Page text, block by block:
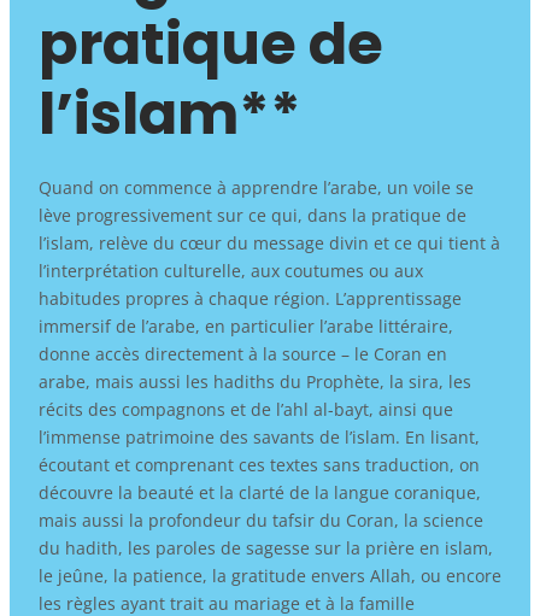
pratique de
l’islam**
Quand on commence à apprendre l’arabe, un voile se
lève progressivement sur ce qui, dans la pratique de
l’islam, relève du cœur du message divin et ce qui tient à
l’interprétation culturelle, aux coutumes ou aux
habitudes propres à chaque région. L’apprentissage
immersif de l’arabe, en particulier l’arabe littéraire,
donne accès directement à la source – le Coran en
arabe, mais aussi les hadiths du Prophète, la sira, les
récits des compagnons et de l’ahl al-bayt, ainsi que
l’immense patrimoine des savants de l’islam. En lisant,
écoutant et comprenant ces textes sans traduction, on
découvre la beauté et la clarté de la langue coranique,
mais aussi la profondeur du tafsir du Coran, la science
du hadith, les paroles de sagesse sur la prière en islam,
le jeûne, la patience, la gratitude envers Allah, ou encore
les règles ayant trait au mariage et à la famille